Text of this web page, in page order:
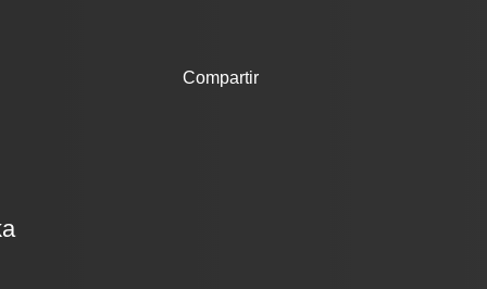
Compartir